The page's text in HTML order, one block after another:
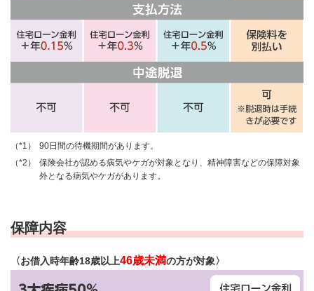
90日間の待機期間があります。
保険会社が認める病気やケガが対象となり、精神障害などの保障対象
外となる病気やケガがあります。
保障内容
〈お借入時年齢18歳以上46歳未満の方が対象〉